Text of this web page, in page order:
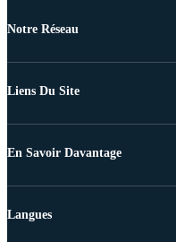
Notre Réseau
Liens Du Site
En Savoir Davantage
Langues